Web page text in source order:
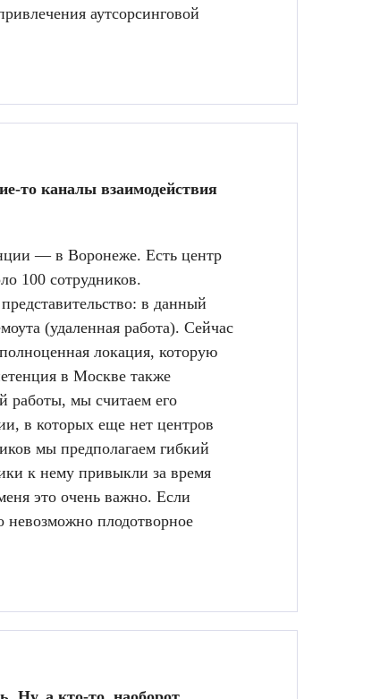
аутсорсинговой
то каналы взаимодействия
— в Воронеже. Есть центр
100 сотрудников.
в данный
(удаленная работа). Сейчас
локация, которую
в Москве также
работы, мы считаем его
в которых еще нет центров
мы предполагаем гибкий
к нему привыкли за время
это очень важно. Если
невозможно плодотворное